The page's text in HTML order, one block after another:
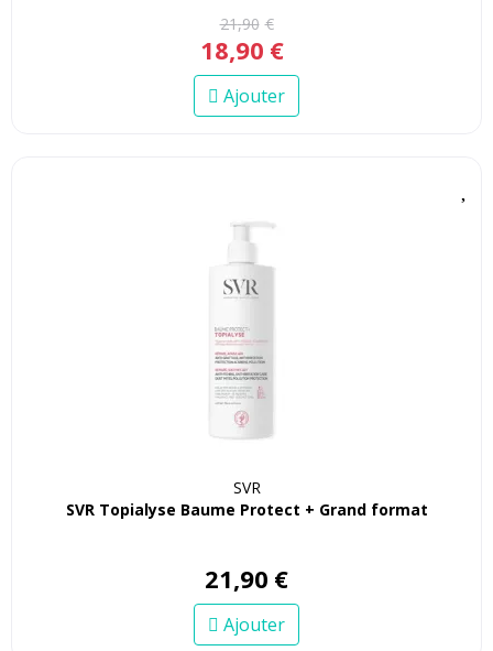
21,90 €
18,90 €
Ajouter
SVR
SVR Topialyse Baume Protect + Grand format
21,90 €
Ajouter